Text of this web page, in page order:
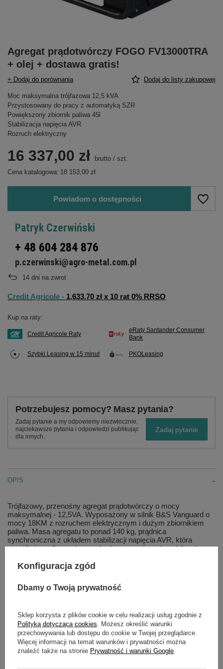
Agregat prądotwórczy FOGO FV13000TRA
+ olej + dostawa gratis!
+ Dodaj do porównania Dodaj do listy zakupowej
Moc maksymalna trójfazowa 12,5 kVA
Przystosowany do pracy z automatyką SZR
Powiększony zbiornik paliwa 45l
Stabilizacja napięcia AVR
Rozruch elektryczny
16 337,00 zł brutto / szt.
Cena katalogowa: 18 153,00 zł
Powiadom o dostępności
Patryk Czerwiński
+ 48 604 284 876
p.czerwinski@agro-metal.com.pl
14 dni na zwrot
Credit Agricole - 1,633.70 zł x 10 rat 0% RRSO
Kup na raty:
Credit Agricole Raty
eRaty Santander Consumer
Bank
Szybki Leasing w 15 minut PKOLeasing
Potrzebujesz pomocy? Masz pytania?
Zadaj pytanie a my odpowiemy niezwłocznie,
najciekawsze pytania i odpowiedzi publikując
dla innych.
Zadaj pytanie
OPIS
Trójfazowy, przenośny agregat prądotwórczy o mocy
maksymalnej - 12,5VA. Wyposażony w silnik B&S Vanguard o
mocy 18KM z rozruchem elektrycznym i dużym zbiornikiem
paliwa. Masa agregatu to ponad 140 kg, prądnica
synchroniczna z układem stabilizacji napięcia AVR, która
umożliwia podłączenie urządzeń wymagających stabilnych
podłączenia zewnętrznego układu SZR/ATS - wówczas agregat
może pracować jako rezerwowe źródło zasilania w układzie
zostawanie przy zasilaniu zgrzewarek, spawarek ,sprzętu RTV,
komputerów, UPSów, itd.
Parametry techniczne:
Konfiguracja zgód
Dbamy o Twoją prywatność
Sklep korzysta z plików cookie w celu realizacji usług zgodnie z
Polityką dotyczącą cookies . Możesz określić warunki
przechowywania lub dostępu do cookie w Twojej przeglądarce.
Więcej informacji na temat warunków i prywatności można
znaleźć także na stronie Prywatność i warunki Google